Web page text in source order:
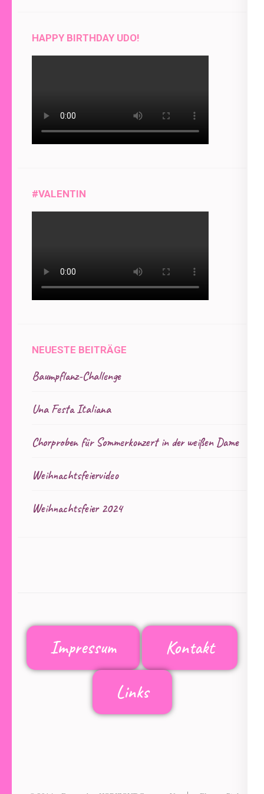
HAPPY BIRTHDAY UDO!
#VALENTIN
NEUESTE BEITRÄGE
Baumpflanz-Challenge
Una Festa Italiana
Chorproben für Sommerkonzert in der weißen Dame
Weihnachtsfeiervideo
Weihnachtsfeier 2024
Impressum
Kontakt
Links